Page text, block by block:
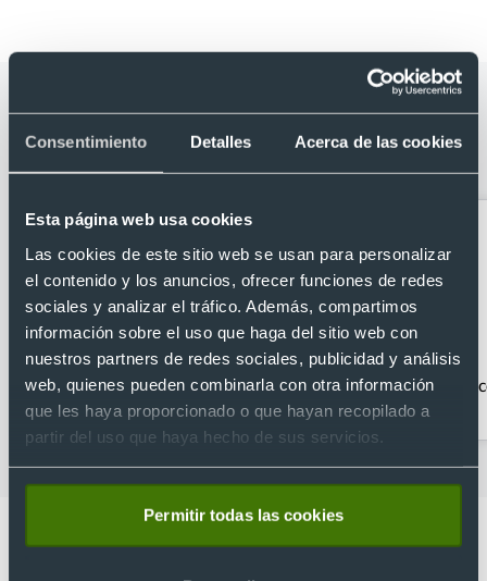
Consentimiento Detalles Acerca de las cookies
Esta página web usa cookies
Las cookies de este sitio web se usan para personalizar
el contenido y los anuncios, ofrecer funciones de redes
sociales y analizar el tráfico. Además, compartimos
información sobre el uso que haga del sitio web con
nuestros partners de redes sociales, publicidad y análisis
web, quienes pueden combinarla con otra información
que les haya proporcionado o que hayan recopilado a
partir del uso que haya hecho de sus servicios.
Permitir todas las cookies
Categorías relacionadas con
Auriculares inalámbricos eco con
carcasa en caña de trigo
Accesorios móvil Accesorios para PC